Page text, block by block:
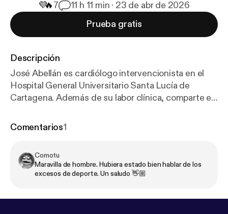
💜🔥7 11 h 11 min · 23 de abr de 2026
Prueba gratis
Descripción
José Abellán es cardiólogo intervencionista en el
Hospital General Universitario Santa Lucía de
Cartagena. Además de su labor clínica, comparte en
enfoque preventivo, acercando la salud
cardiovasculares le han permitido observar de
primera mano el impacto de los hábitos de vida en la
Comentarios1
Comotu
Maravilla de hombre. Hubiera estado bien hablar de los
excesos de deporte. Un saludo 👋🏼